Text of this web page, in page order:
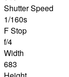
Shutter Speed
1/160s
F Stop
f/4
Width
683